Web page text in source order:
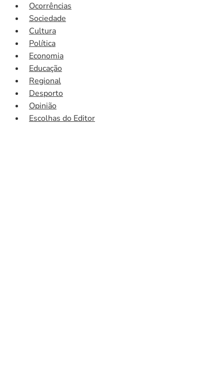
Ocorrências
Sociedade
Cultura
Política
Economia
Educação
Regional
Desporto
Opinião
Escolhas do Editor